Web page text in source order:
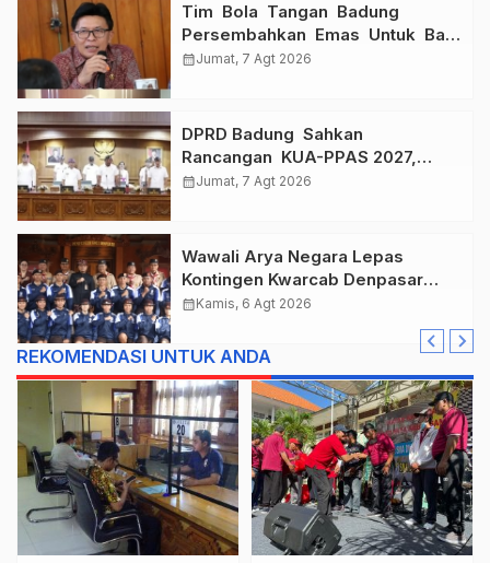
Tim Bola Tangan Badung
Persembahkan Emas Untuk Bali
, Taklukkan Jawa Tengah Di
calendar_monthJumat, 7 Agt 2026
DPRD Badung Sahkan
Rancangan KUA-PPAS 2027,
Anggaran Tembus Lebih Dari
calendar_monthJumat, 7 Agt 2026
Wawali Arya Negara Lepas
Kontingen Kwarcab Denpasar
Menuju Jambore Nasional XII
calendar_monthKamis, 6 Agt 2026
REKOMENDASI UNTUK ANDA